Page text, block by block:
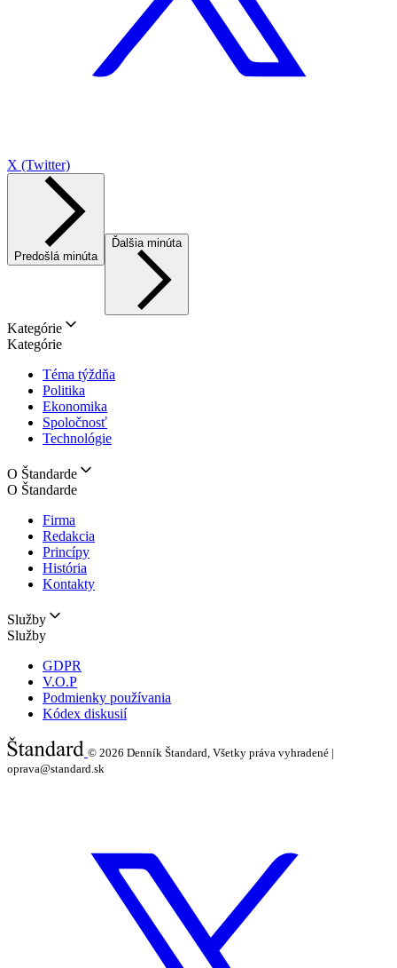
X (Twitter)
Predošlá minúta
Ďalšia minúta
Kategórie
Kategórie
Téma týždňa
Politika
Ekonomika
Spoločnosť
Technológie
O Štandarde
O Štandarde
Firma
Redakcia
Princípy
História
Kontakty
Služby
Služby
GDPR
V.O.P
Podmienky používania
Kódex diskusií
© 2026 Denník Štandard, Všetky práva vyhradené |
oprava@standard.sk